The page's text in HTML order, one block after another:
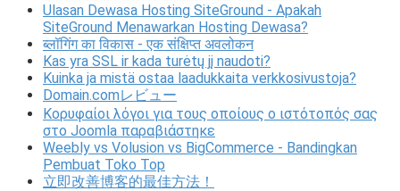
Ulasan Dewasa Hosting SiteGround - Apakah
SiteGround Menawarkan Hosting Dewasa?
ब्लॉगिंग का विकास - एक संक्षिप्त अवलोकन
Kas yra SSL ir kada turėtų jį naudoti?
Kuinka ja mistä ostaa laadukkaita verkkosivustoja?
Domain.comレビュー
Κορυφαίοι λόγοι για τους οποίους ο ιστότοπός σας
στο Joomla παραβιάστηκε
Weebly vs Volusion vs BigCommerce - Bandingkan
Pembuat Toko Top
立即改善博客的最佳方法！